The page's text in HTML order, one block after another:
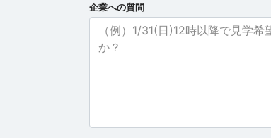
企業への質問